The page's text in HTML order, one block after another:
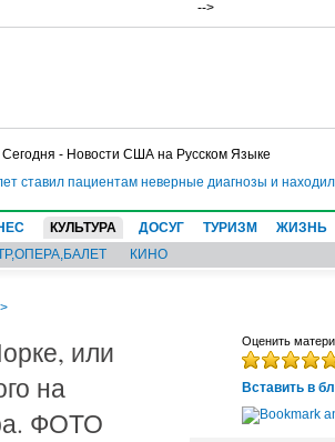
-->
- Новости США на Русском Языке
неверные диагнозы и находил у них
КУЛЬТУРА ДОСУГ ТУРИЗМ ЖИЗНЬ
КИНО
>
Оценить
Вставить в
или
на
ФОТО